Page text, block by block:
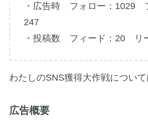
・広告時 フォロー：1029
247
・投稿数 フィード：20 リ
わたしのSNS獲得大作戦について
広告概要